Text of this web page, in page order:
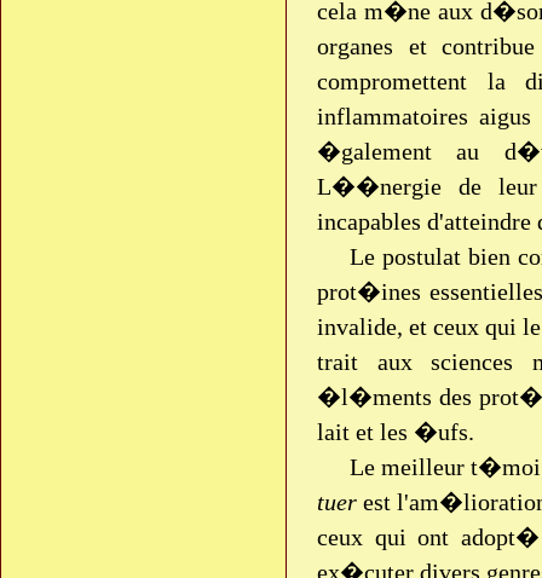
cela m�ne aux
organes et
compromettent la
inflammatoires
�galement au
L��nergie de leur
incapables
Le postulat bien
prot�ines
invalide, et ceux qui
trait aux sciences
�l�ments des
lait et les �ufs.
Le meilleur
tuer est
ceux qui ont
ex�cuter divers